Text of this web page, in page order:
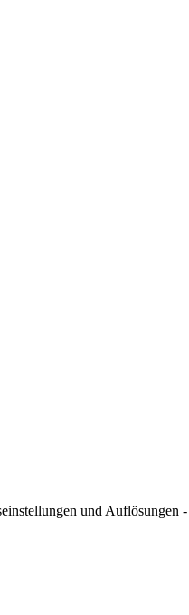
und Auflösungen -